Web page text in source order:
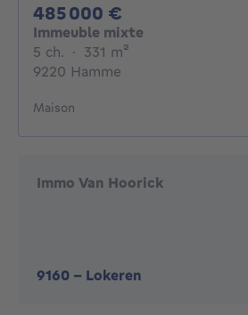
485 000 €
Immeuble mixte
5 ch. 5 chambres
· 331 m²
9220 Hamme
Maison
Immo Van Hoorick
9160 - Lokeren